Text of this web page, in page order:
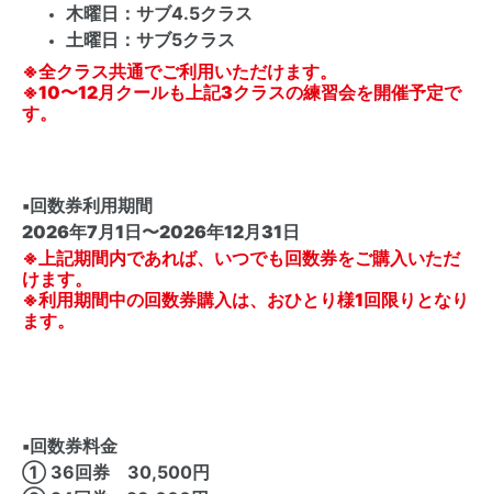
木曜日：サブ4.5クラス
土曜日：サブ5クラス
※全クラス共通でご利用いただけます。
※10〜12月クールも上記3クラスの練習会を開催予定で
す。
▪️ 回数券利用期間
2026年7月1日〜2026年12月31日
※上記期間内であれば、いつでも回数券をご購入いただ
けます。
※利用期間中の回数券購入は、おひとり様1回限りとなり
ます。
▪️ 回数券料金
① 36回券 30,500円